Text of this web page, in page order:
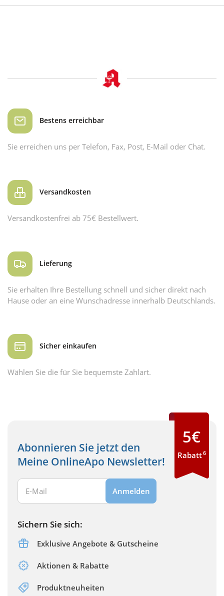
Bestens erreichbar
Sie erreichen uns per Telefon, Fax, Post, E-Mail oder Chat.
Versandkosten
Versandkostenfrei ab 75€ Bestellwert.
Lieferung
Sie erhalten Ihre Bestellung schnell und sicher direkt nach
Hause oder an eine Wunschadresse innerhalb Deutschlands.
Sicher einkaufen
Wählen Sie die für Sie bequemste Zahlart.
Abonnieren Sie jetzt den
Meine OnlineApo Newsletter!
Ihre E-Mail Adresse:
Anmelden
Sichern Sie sich:
Exklusive Angebote & Gutscheine
Aktionen & Rabatte
Produktneuheiten
5€
Rabatt6